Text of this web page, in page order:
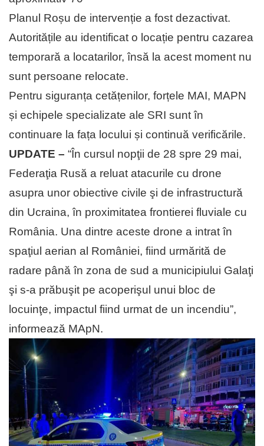
Planul Roșu de intervenție a fost dezactivat.
Autoritățile au identificat o locație pentru cazarea
temporară a locatarilor, însă la acest moment nu
sunt persoane relocate.
Pentru siguranța cetățenilor, forțele MAI, MAPN
și echipele specializate ale SRI sunt în
continuare la fața locului și continuă verificările.
UPDATE – “În cursul nopţii de 28 spre 29 mai,
Federaţia Rusă a reluat atacurile cu drone
asupra unor obiective civile şi de infrastructură
din Ucraina, în proximitatea frontierei fluviale cu
România. Una dintre aceste drone a intrat în
spaţiul aerian al României, fiind urmărită de
radare până în zona de sud a municipiului Galaţi
şi s-a prăbuşit pe acoperişul unui bloc de
locuinţe, impactul fiind urmat de un incendiu”,
informează MApN.